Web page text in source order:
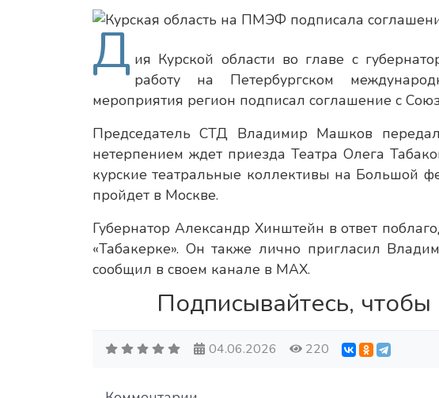
Д ия Курской области во главе с
работу на Петербургском
мероприятия регион подписал соглашение с
Председатель СТД Владимир Машков
нетерпением ждет приезда Театра Олега
курские театральные коллективы на Большой
пройдет в Москве.
Губернатор Александр Хинштейн в ответ
«Табакерке». Он также лично пригласил
сообщил в своем канале в МАХ.
Подписывайтесь, чтобы
04.06.2026 220